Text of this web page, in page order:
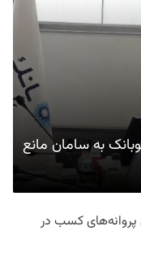
به سامان مانع
پروانه‌های کسب در